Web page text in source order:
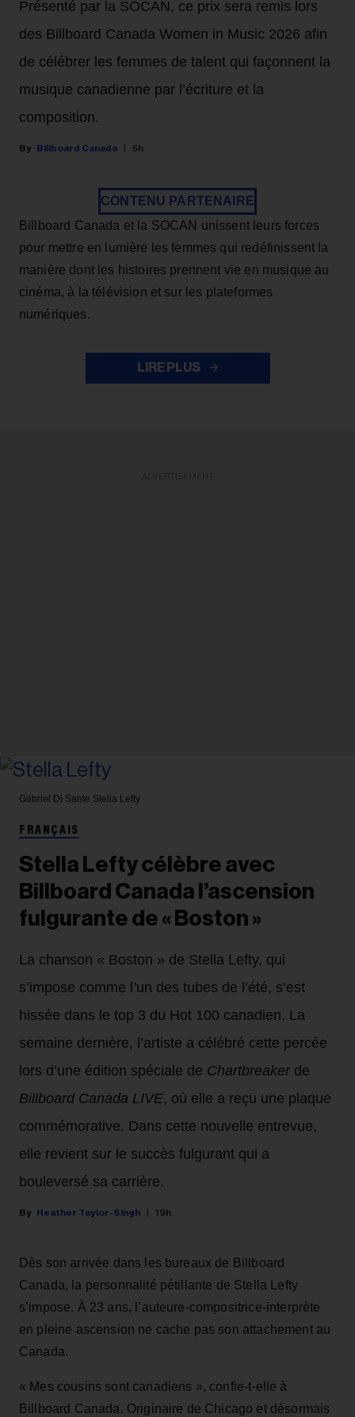
Présenté par la SOCAN, ce prix sera remis lors
des Billboard Canada Women in Music 2026 afin
de célébrer les femmes de talent qui façonnent la
musique canadienne par l’écriture et la
composition.
Billboard Canada 5h
CONTENU PARTENAIRE
Billboard Canada et la SOCAN unissent leurs forces
pour mettre en lumière les femmes qui redéfinissent la
manière dont les histoires prennent vie en musique au
cinéma, à la télévision et sur les plateformes
numériques.
LIRE PLUS
Gabriel Di Sante Stella Lefty
FRANÇAIS
Stella Lefty célèbre avec
Billboard Canada l’ascension
fulgurante de « Boston »
La chanson « Boston » de Stella Lefty, qui
s’impose comme l’un des tubes de l’été, s’est
hissée dans le top 3 du Hot 100 canadien. La
semaine dernière, l’artiste a célébré cette percée
lors d’une édition spéciale de Chartbreaker de
Billboard Canada LIVE, où elle a reçu une plaque
commémorative. Dans cette nouvelle entrevue,
elle revient sur le succès fulgurant qui a
bouleversé sa carrière.
Heather Taylor-Singh 19h
Dès son arrivée dans les bureaux de Billboard
Canada, la personnalité pétillante de Stella Lefty
s’impose. À 23 ans, l’auteure-compositrice-interprète
en pleine ascension ne cache pas son attachement au
Canada.
« Mes cousins sont canadiens », confie-t-elle à
Billboard Canada. Originaire de Chicago et désormais